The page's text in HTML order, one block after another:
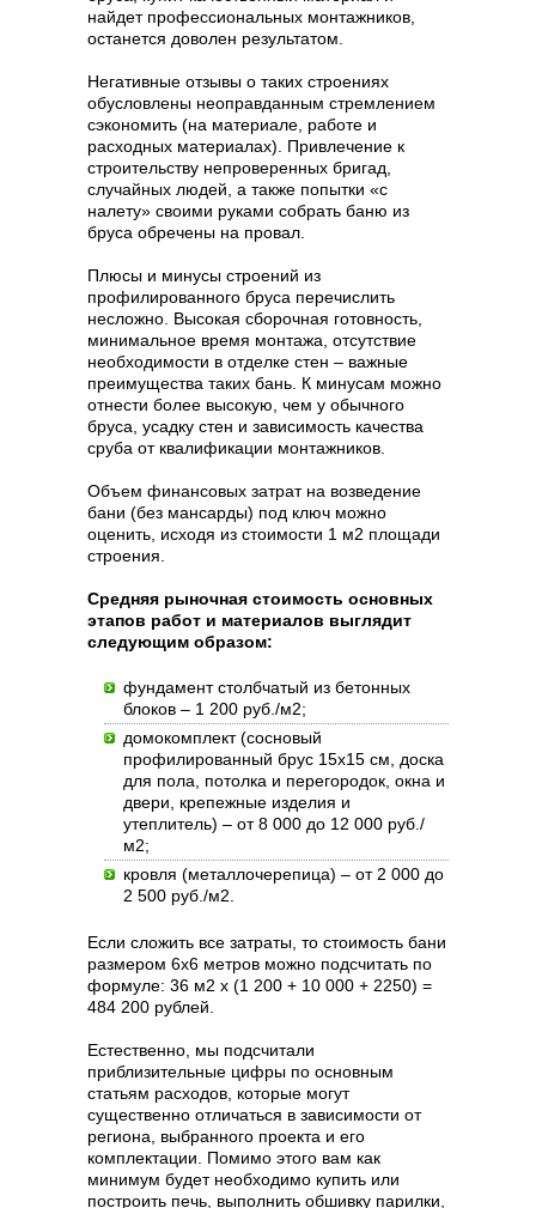
найдет профессиональных монтажников,
останется доволен результатом.
Негативные отзывы о таких строениях
обусловлены неоправданным стремлением
сэкономить (на материале, работе и
расходных материалах). Привлечение к
строительству непроверенных бригад,
случайных людей, а также попытки «с
налету» своими руками собрать баню из
бруса обречены на провал.
Плюсы и минусы строений из
профилированного бруса перечислить
несложно. Высокая сборочная готовность,
минимальное время монтажа, отсутствие
необходимости в отделке стен – важные
преимущества таких бань. К минусам можно
отнести более высокую, чем у обычного
бруса, усадку стен и зависимость качества
сруба от квалификации монтажников.
Объем финансовых затрат на возведение
бани (без мансарды) под ключ можно
оценить, исходя из стоимости 1 м2 площади
строения.
Средняя рыночная стоимость основных
этапов работ и материалов выглядит
следующим образом:
фундамент столбчатый из бетонных
блоков – 1 200 руб./м2;
домокомплект (сосновый
профилированный брус 15х15 см, доска
для пола, потолка и перегородок, окна и
двери, крепежные изделия и
утеплитель) – от 8 000 до 12 000 руб./
м2;
кровля (металлочерепица) – от 2 000 до
2 500 руб./м2.
Если сложить все затраты, то стоимость бани
размером 6х6 метров можно подсчитать по
формуле: 36 м2 х (1 200 + 10 000 + 2250) =
484 200 рублей.
Естественно, мы подсчитали
приблизительные цифры по основным
статьям расходов, которые могут
существенно отличаться в зависимости от
региона, выбранного проекта и его
комплектации. Помимо этого вам как
минимум будет необходимо купить или
построить печь, выполнить обшивку парилки,